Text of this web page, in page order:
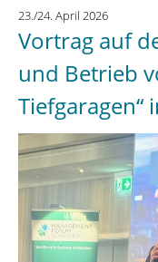
weltweit
der
23./24. April 2026
Vortrag auf
und Betrieb
Tiefgaragen“